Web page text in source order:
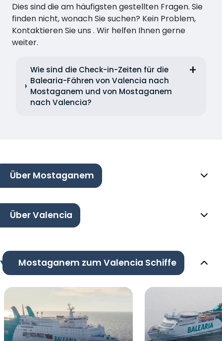
Dies sind die am häufigsten gestellten Fragen. Sie
finden nicht, wonach Sie suchen? Kein Problem,
Kontaktieren Sie uns . Wir helfen Ihnen gerne
weiter.
Wie sind die Check-in-Zeiten für die
Balearia-Fähren von Valencia nach
Mostaganem und von Mostaganem
nach Valencia?
Über Mostaganem
Über Valencia
Mostaganem zum Valencia Schiffe